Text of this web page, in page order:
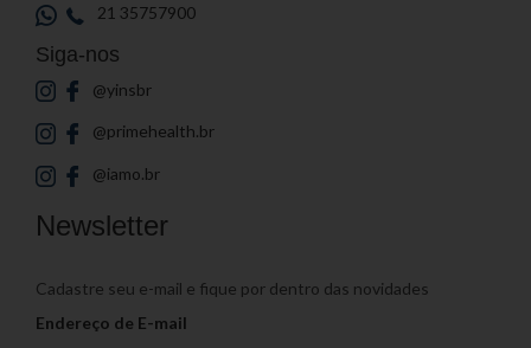
21 35757900
Siga-nos
@yinsbr
@primehealth.br
@iamo.br
Newsletter
Cadastre seu e-mail e fique por dentro das novidades
Endereço de E-mail